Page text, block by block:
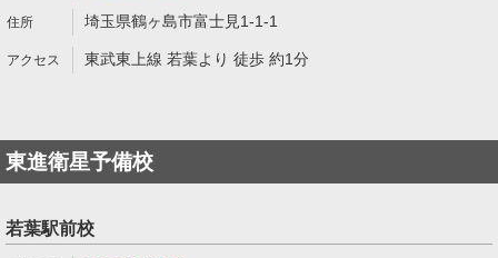
埼玉県鶴ヶ島市富士見1-1-1
東武東上線 若葉より 徒歩 約1分
東進衛星予備校
若葉駅前校